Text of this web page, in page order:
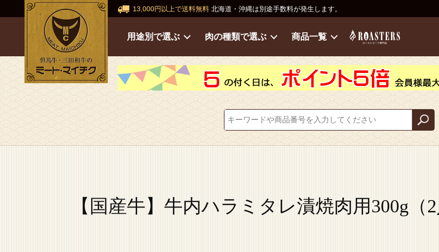
13,000円以上で送料無料 北海道・沖縄は別途手数料が発生します。
用途別で選ぶ 肉の種類で選ぶ 商品一覧
【国産牛】牛内ハラミタレ漬焼肉用300g